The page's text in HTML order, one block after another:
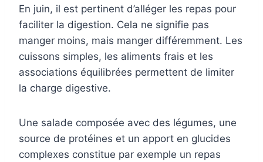
En juin, il est pertinent d’alléger les repas pour
faciliter la digestion. Cela ne signifie pas
manger moins, mais manger différemment. Les
cuissons simples, les aliments frais et les
associations équilibrées permettent de limiter
la charge digestive.
Une salade composée avec des légumes, une
source de protéines et un apport en glucides
complexes constitue par exemple un repas